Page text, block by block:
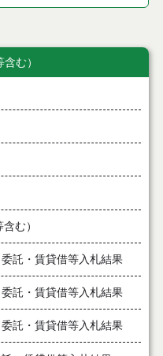
む）
む）
託・賃貸借等入札結果
託・賃貸借等入札結果
託・賃貸借等入札結果